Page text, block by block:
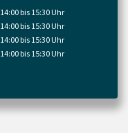
14:00 bis 15:30 Uhr
14:00 bis 15:30 Uhr
14:00 bis 15:30 Uhr
14:00 bis 15:30 Uhr